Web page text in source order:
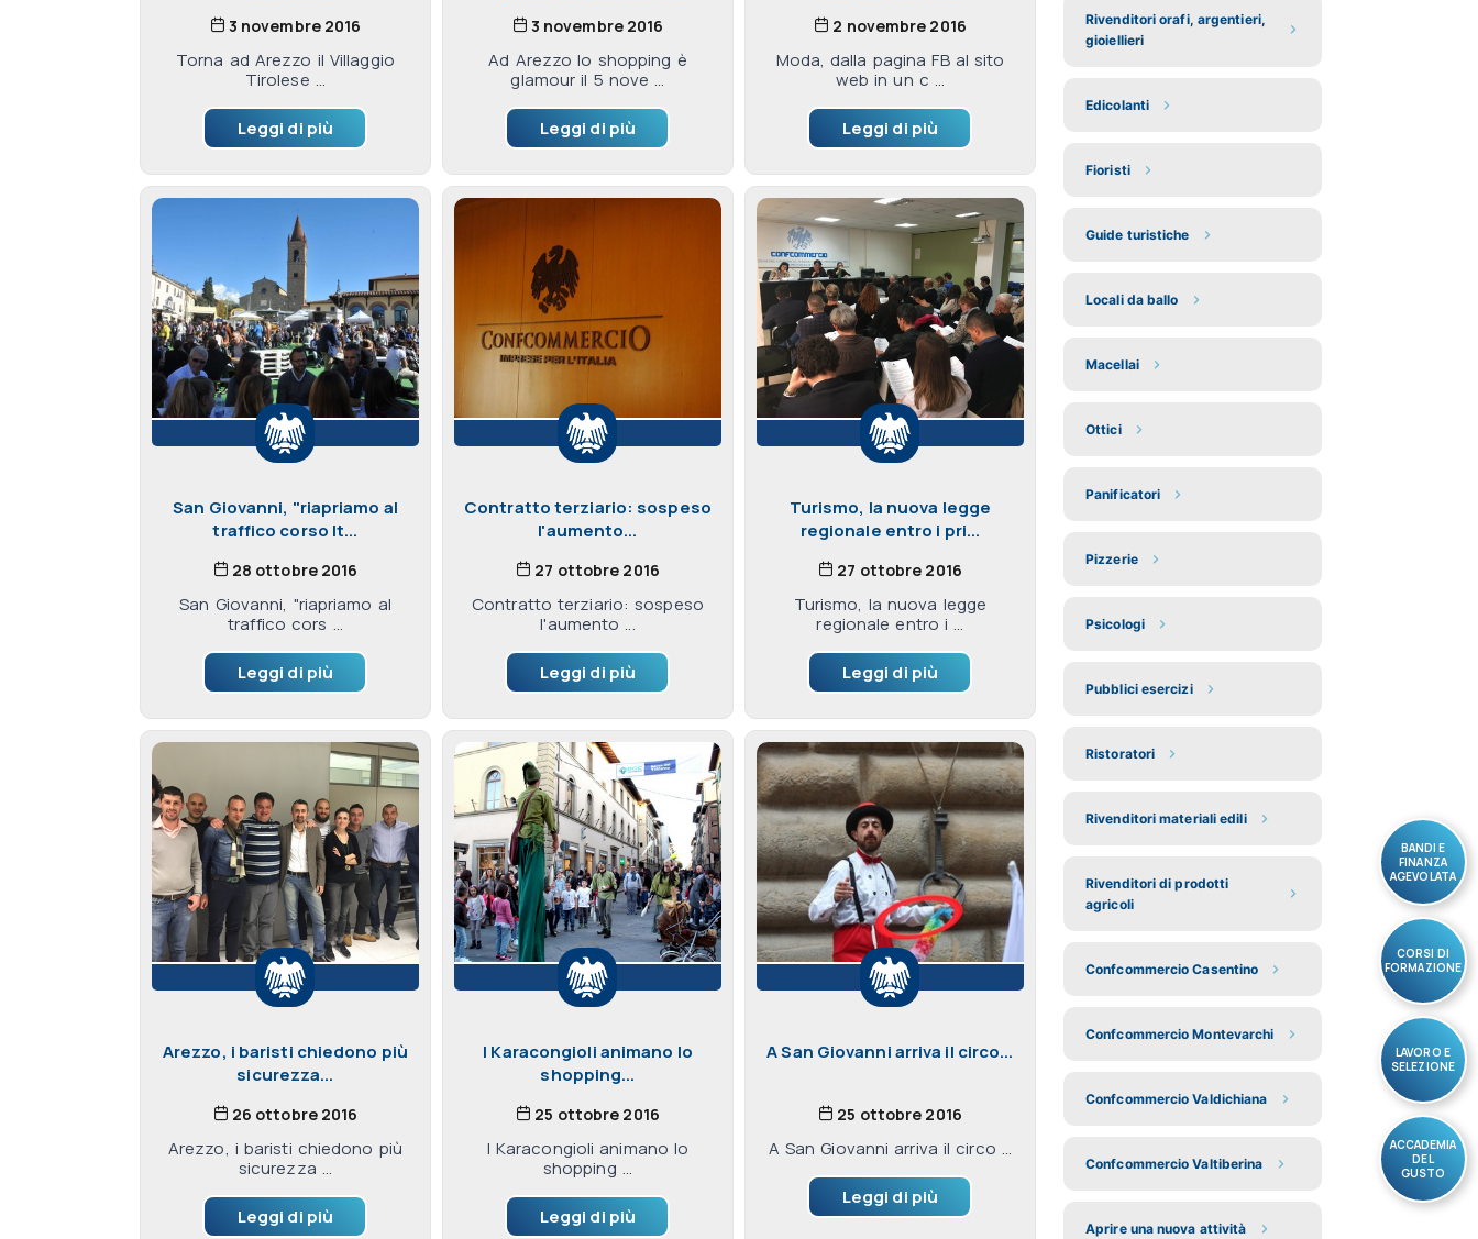
BANDI E
FINANZA
AGEVOLATA
CORSI DI
FORMAZIONE
LAVORO E
SELEZIONE
ACCADEMIA
DEL
GUSTO
3 novembre 2016
Torna ad Arezzo il Villaggio
Tirolese ...
Leggi di più
3 novembre 2016
Ad Arezzo lo shopping è
glamour il 5 nove ...
Leggi di più
2 novembre 2016
Moda, dalla pagina FB al sito
web in un c ...
Leggi di più
San Giovanni, "riapriamo al
traffico corso It...
28 ottobre 2016
San Giovanni, "riapriamo al
traffico cors ...
Leggi di più
Contratto terziario: sospeso
l'aumento...
27 ottobre 2016
Contratto terziario: sospeso
l'aumento ...
Leggi di più
Turismo, la nuova legge
regionale entro i pri...
27 ottobre 2016
Turismo, la nuova legge
regionale entro i ...
Leggi di più
Arezzo, i baristi chiedono più
sicurezza...
26 ottobre 2016
Arezzo, i baristi chiedono più
sicurezza ...
Leggi di più
I Karacongioli animano lo
shopping...
25 ottobre 2016
I Karacongioli animano lo
shopping ...
Leggi di più
A San Giovanni arriva il circo...
25 ottobre 2016
A San Giovanni arriva il circo ...
Leggi di più
Rivenditori orafi, argentieri,
gioiellieri
Edicolanti
Fioristi
Guide turistiche
Locali da ballo
Macellai
Ottici
Panificatori
Pizzerie
Psicologi
Pubblici esercizi
Ristoratori
Rivenditori materiali edili
Rivenditori di prodotti
agricoli
Confcommercio Casentino
Confcommercio Montevarchi
Confcommercio Valdichiana
Confcommercio Valtiberina
Aprire una nuova attività